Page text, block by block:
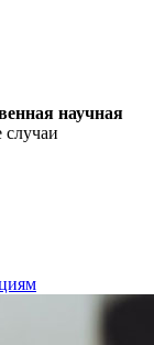
научная
случаи